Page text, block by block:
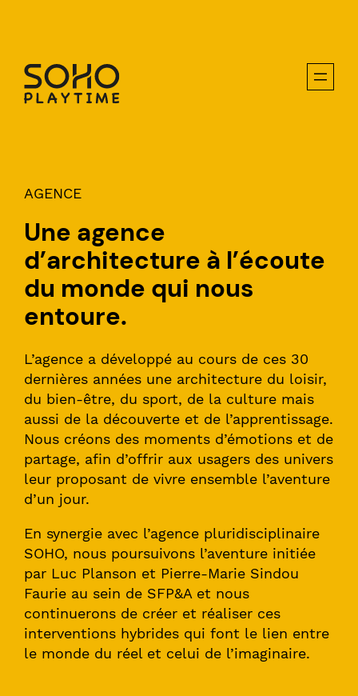
AGENCE
Une agence
d’architecture à l’écoute
du monde qui nous
entoure.
L’agence a développé au cours de ces 30
dernières années une architecture du loisir,
du bien-être, du sport, de la culture mais
aussi de la découverte et de l’apprentissage.
Nous créons des moments d’émotions et de
partage, afin d’offrir aux usagers des univers
leur proposant de vivre ensemble l’aventure
d’un jour.
En synergie avec l’agence pluridisciplinaire
SOHO, nous poursuivons l’aventure initiée
par Luc Planson et Pierre-Marie Sindou
Faurie au sein de SFP&A et nous
continuerons de créer et réaliser ces
interventions hybrides qui font le lien entre
le monde du réel et celui de l’imaginaire.